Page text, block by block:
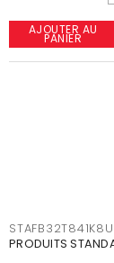
AJOUTER AU
PANIER
PRODUITS